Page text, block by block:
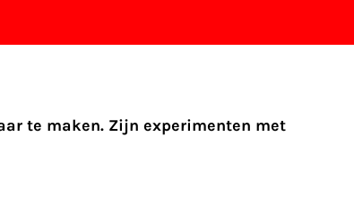
te maken. Zijn experimenten met